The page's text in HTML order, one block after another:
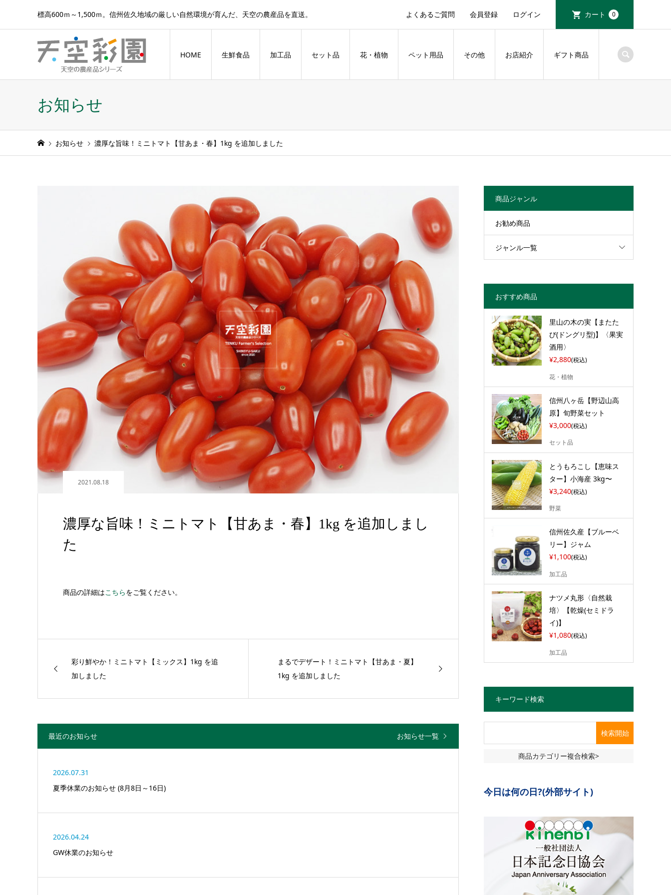
標高600ｍ～1,500ｍ。信州佐久地域の厳しい自然環境が育んだ、天空の農産品を直送。 よくあるご質問 会員登録 ログイン カート 0
HOME 生鮮食品 加工品 セット品 花・植物 ペット用品 その他 お店紹介 ギフト商品
お知らせ
お知らせ 濃厚な旨味！ミニトマト【甘あま・春】1kg を追加しました
2021.08.18
濃厚な旨味！ミニトマト【甘あま・春】1kg を追加しまし
た
商品の詳細はこちらをご覧ください。
彩り鮮やか！ミニトマト【ミックス】1kg を追
加しました
まるでデザート！ミニトマト【甘あま・夏】
1kg を追加しました
最近のお知らせ お知らせ一覧
2026.07.31
夏季休業のお知らせ (8月8日～16日)
2026.04.24
GW休業のお知らせ
商品ジャンル
お勧め商品
ジャンル一覧
おすすめ商品
里山の木の実【またた
び(ドングリ型)】〈果実
酒用〉
¥2,880(税込)
花・植物
信州八ヶ岳【野辺山高
原】旬野菜セット
¥3,000(税込)
セット品
とうもろこし【恵味ス
ター】小海産 3kg〜
¥3,240(税込)
野菜
信州佐久産【ブルーベ
リー】ジャム
¥1,100(税込)
加工品
ナツメ丸形〈自然栽
培〉【乾燥(セミドラ
イ)】
¥1,080(税込)
加工品
キーワード検索
商品カテゴリー複合検索>
今日は何の日?(外部サイト)